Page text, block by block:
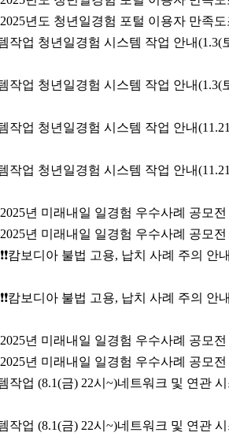
년도 청년일경험 포털 이용자 만족
작업 청년일경험 시스템 작업 안내(1.3(
작업 청년일경험 시스템 작업 안내(1.3(
작업 청년일경험 시스템 작업 안내
작업 청년일경험 시스템 작업 안내
년 미래내일 일경험 우수사례 공모
년 미래내일 일경험 우수사례 공모
캄보디아 불법 고용, 납치 사례 주
캄보디아 불법 고용, 납치 사례 주
년 미래내일 일경험 우수사례 공모
년 미래내일 일경험 우수사례 공모
작업 (8.1(금) 22시~)네트워크 및 연관
작업 (8.1(금) 22시~)네트워크 및 연관